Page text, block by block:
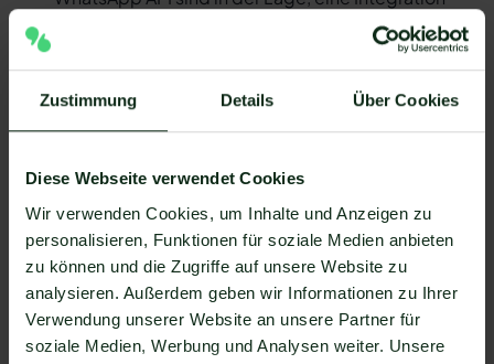
Zustimmung Details Über Cookies
Diese Webseite verwendet Cookies
Wir verwenden Cookies, um Inhalte und Anzeigen zu
personalisieren, Funktionen für soziale Medien anbieten
zu können und die Zugriffe auf unsere Website zu
analysieren. Außerdem geben wir Informationen zu Ihrer
Verwendung unserer Website an unsere Partner für
soziale Medien, Werbung und Analysen weiter. Unsere
von Front und WhatsApp zu ermöglichen. Mit
Mateo stehen Ihnen dank der Zapier Integration
über 6.000 Apps zur Verfügung, die Sie mit
WhatsApp verbinden können. Darunter ist
natürlich auch Front !
Da der Einrichtungsprozess der Integration je nach
differenziert, gibt es keine allgemein gültige
Anleitung. Wir zeigen Ihnen im Folgenden, wie die
Einrichtung der Integration von Front und WhatsApp
mit Mateo funktioniert.
So funktioniert die Integration von Front